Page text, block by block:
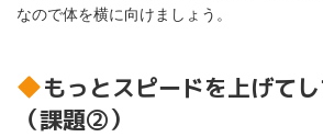
なので体を横に向けましょう。
もっとスピードを上げて
（課題②）